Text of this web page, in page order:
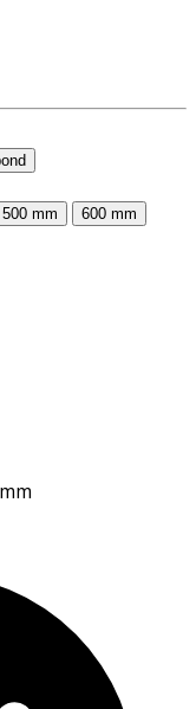
500 mm 600 mm